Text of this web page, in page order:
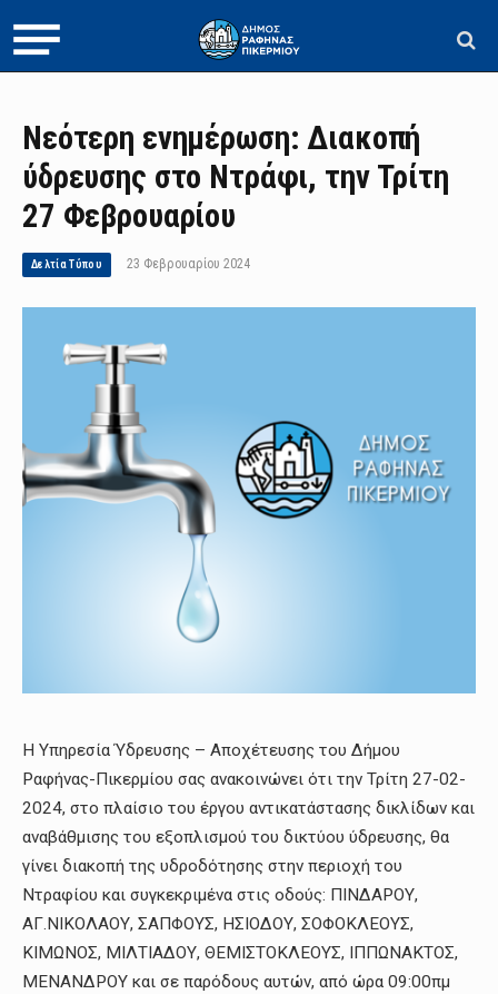
Νεότερη ενημέρωση: Διακοπή
ύδρευσης στο Ντράφι, την Τρίτη
27 Φεβρουαρίου
Δελτία Τύπου 23 Φεβρουαρίου 2024
Η Υπηρεσία Ύδρευσης – Αποχέτευσης του Δήμου
Ραφήνας-Πικερμίου σας ανακοινώνει ότι την Τρίτη 27-02-
2024, στο πλαίσιο του έργου αντικατάστασης δικλίδων και
αναβάθμισης του εξοπλισμού του δικτύου ύδρευσης, θα
γίνει διακοπή της υδροδότησης στην περιοχή του
Ντραφίου και συγκεκριμένα στις οδούς: ΠΙΝΔΑΡΟΥ,
ΑΓ.ΝΙΚΟΛΑΟΥ, ΣΑΠΦΟΥΣ, ΗΣΙΟΔΟΥ, ΣΟΦΟΚΛΕΟΥΣ,
ΚΙΜΩΝΟΣ, ΜΙΛΤΙΑΔΟΥ, ΘΕΜΙΣΤΟΚΛΕΟΥΣ, ΙΠΠΩΝΑΚΤΟΣ,
ΜΕΝΑΝΔΡΟΥ και σε παρόδους αυτών, από ώρα 09:00πμ